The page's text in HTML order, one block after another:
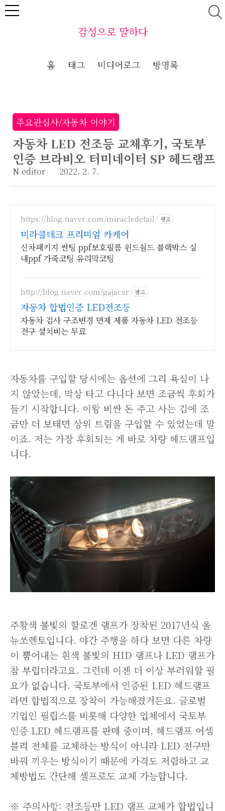
본문 바로가기
감성으로 말하다
홈 태그 미디어로그 방명록
주요관심사/자동차 이야기
자동차 LED 전조등 교체후기, 국토부
인증 브라비오 터미네이터 SP 헤드램프
N editor 2022. 2. 7.
https://blog.naver.com/miracledetail 광고
미라클테크 프리미엄 카케어
신차패키지 썬팅 ppf보호필름 윈드쉴드 블랙박스 실
내ppf 가죽코팅 유리막코팅
http://blog.naver.com/gajacar 광고
자동차 합법인증 LED전조등
자동차 검사 구조변경 면제 제품 자동차 LED 전조등
전구 설치비는 무료
자동차를 구입할 당시에는 옵션에 그리 욕심이 나
지 않았는데, 막상 타고 다니다 보면 조금씩 후회가
들기 시작합니다. 이왕 비싼 돈 주고 사는 김에 조
금만 더 보태면 상위 트림을 구입할 수 있었는데 말
이죠. 저는 가장 후회되는 게 바로 차량 헤드램프입
니다.
주황색 불빛의 할로겐 램프가 장착된 2017년식 올
뉴쏘렌토입니다. 야간 주행을 하다 보면 다른 차량
이 뿜어내는 흰색 불빛의 HID 램프나 LED 램프가
참 부럽더라고요. 그런데 이젠 더 이상 부러워할 필
요가 없습니다. 국토부에서 인증된 LED 헤드램프
라면 합법적으로 장착이 가능해졌거든요. 글로벌
기업인 필립스를 비롯해 다양한 업체에서 국토부
인증 LED 헤드램프를 판매 중이며, 헤드램프 어셈
블리 전체를 교체하는 방식이 아니라 LED 전구만
바꿔 끼우는 방식이기 때문에 가격도 저렴하고 교
체방법도 간단해 셀프로도 교체 가능합니다.
※ 주의사항: 전조등만 LED 램프 교체가 합법입니